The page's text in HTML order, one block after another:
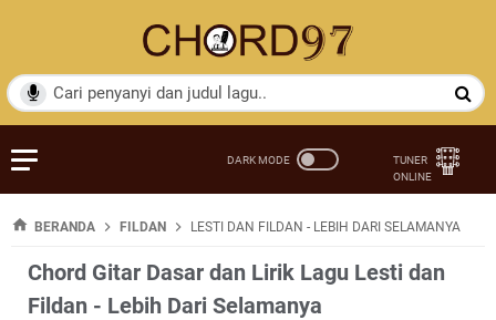
BERANDA FILDAN LESTI DAN FILDAN - LEBIH DARI SELAMANYA
Chord Gitar Dasar dan Lirik Lagu Lesti dan
Fildan - Lebih Dari Selamanya